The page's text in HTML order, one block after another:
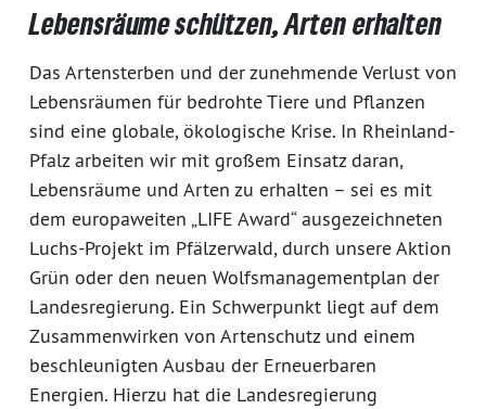
Lebensräume schützen, Arten erhalten
Das Artensterben und der zunehmende Verlust von
Lebensräumen für bedrohte Tiere und Pflanzen
sind eine globale, ökologische Krise. In Rheinland-
Pfalz arbeiten wir mit großem Einsatz daran,
Lebensräume und Arten zu erhalten – sei es mit
dem europaweiten „LIFE Award“ ausgezeichneten
Luchs-Projekt im Pfälzerwald, durch unsere Aktion
Grün oder den neuen Wolfsmanagementplan der
Landesregierung. Ein Schwerpunkt liegt auf dem
Zusammenwirken von Artenschutz und einem
beschleunigten Ausbau der Erneuerbaren
Energien. Hierzu hat die Landesregierung